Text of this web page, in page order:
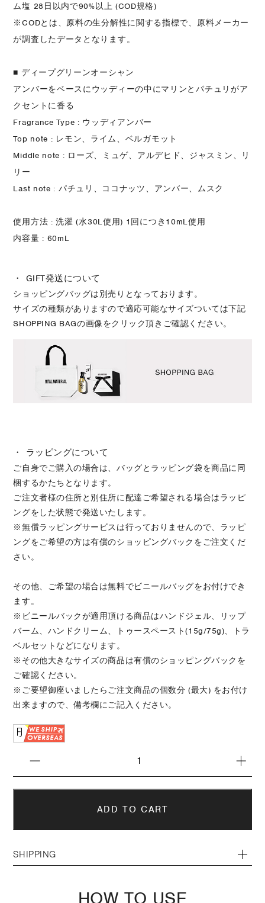
ム塩 28日以内で90%以上 (COD規格)
※CODとは、原料の生分解性に関する指標で、原料メーカー
が調査したデータとなります。
■ ディープグリーンオーシャン
アンバーをベースにウッディーの中にマリンとパチュリがア
クセントに香る
Fragrance Type : ウッディアンバー
Top note : レモン、ライム、ベルガモット
Middle note : ローズ、ミュゲ、アルデヒド、ジャスミン、リ
リー
Last note : パチュリ、ココナッツ、アンバー、ムスク
使用方法 : 洗濯 (水30L使用) 1回につき10mL使用
内容量 : 60mL
・ GIFT発送について
ショッピングバッグは別売りとなっております。
サイズの種類がありますので適応可能なサイズついては下記
SHOPPING BAGの画像をクリック頂きご確認ください。
・ ラッピングについて
ご自身でご購入の場合は、バッグとラッピング袋を商品に同
梱するかたちとなります。
ご注文者様の住所と別住所に配達ご希望される場合はラッピ
ングをした状態で発送いたします。
※無償ラッピングサービスは行っておりませんので、ラッピ
ングをご希望の方は有償のショッピングバックをご注文くだ
さい。
その他、ご希望の場合は無料でビニールバッグをお付けでき
ます。
※ビニールバックが適用頂ける商品はハンドジェル、リップ
バーム、ハンドクリーム、トゥースペースト(15g/75g)、トラ
ベルセットなどになります。
※その他大きなサイズの商品は有償のショッピングバックを
ご確認ください。
※ご要望御座いましたらご注文商品の個数分 (最大) をお付け
出来ますので、備考欄にご記入ください。
SHIPPING
HOW TO USE